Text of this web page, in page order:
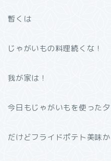
暫くは
じゃがいもの料理続くな！
我が家は！
今日もじゃがいもを使った
だけどフライドポテト美味か